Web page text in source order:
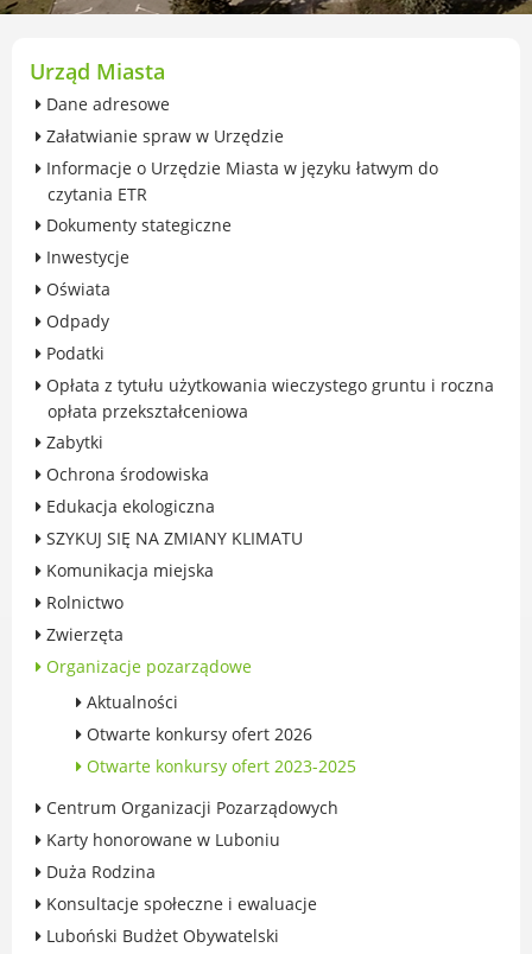
przekształceniowa
Ochrona środowiska
Edukacja ekologiczna
SZYKUJ SIĘ NA ZMIANY KLIMATU
Komunikacja miejska
Rolnictwo
Zwierzęta
Organizacje pozarządowe
Konsultacje społeczne i ewaluacje
Luboński Budżet Obywatelski
GKRPA/Centrum Wsparcia i Pomocy
Rodzinie
BEZPIECZEŃSTWO
Zdrowie
Porady prawne
Wydarzenia
WYBORY
Likwidacja barier - seniorzy i osoby z
niepełnosprawnościami
MIASTO LUBOŃ
Władze Miasta
Urząd Miasta
Dane adresowe
Załatwianie spraw w Urzędzie
Informacje o Urzędzie Miasta w języku łatwym do
czytania ETR
Dokumenty stategiczne
Inwestycje
Oświata
Odpady
Podatki
Opłata z tytułu użytkowania wieczystego gruntu i roczna
opłata przekształceniowa
Zabytki
Ochrona środowiska
Edukacja ekologiczna
SZYKUJ SIĘ NA ZMIANY KLIMATU
Komunikacja miejska
Rolnictwo
Zwierzęta
Organizacje pozarządowe
Aktualności
Otwarte konkursy ofert 2026
Otwarte konkursy ofert 2023-2025
Centrum Organizacji Pozarządowych
Karty honorowane w Luboniu
Duża Rodzina
Konsultacje społeczne i ewaluacje
Luboński Budżet Obywatelski